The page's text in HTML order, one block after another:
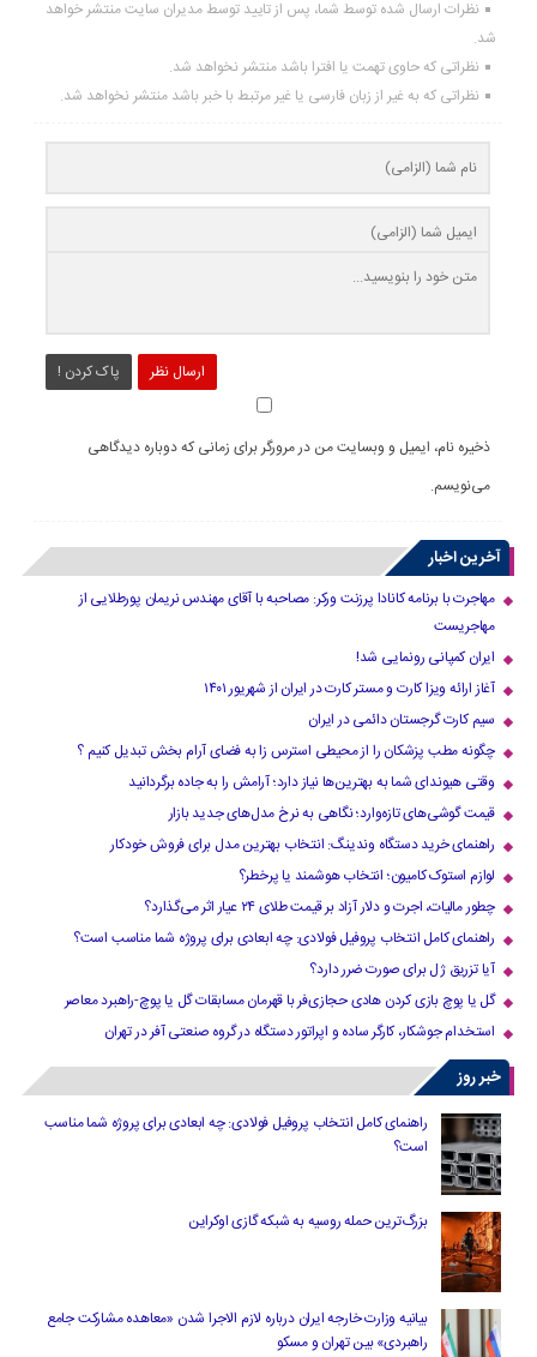
نظرات ارسال شده توسط شما، پس از تایید توسط مدیران سایت منتشر خواهد
شد.
نظراتی که حاوی تهمت یا افترا باشد منتشر نخواهد شد.
نظراتی که به غیر از زبان فارسی یا غیر مرتبط با خبر باشد منتشر نخواهد شد.
ارسال نظر پاک کردن !
ذخیره نام، ایمیل و وبسایت من در مرورگر برای زمانی که دوباره دیدگاهی
می‌نویسم.
آخرین اخبار
مهاجرت با برنامه کانادا پرزنت ورکر: مصاحبه با آقای مهندس نریمان پورطلایی از
مهاجریست
ایران کمپانی رونمایی شد!
آغاز ارائه ویزا کارت و مستر کارت در ایران از شهریور ۱۴۰۱
سیم کارت گرجستان دائمی در ایران
چگونه مطب پزشکان را از محیطی استرس زا به فضای آرام بخش تبدیل کنیم ؟
وقتی هیوندای شما به بهترین‌ها نیاز دارد؛ آرامش را به جاده برگردانید
قیمت گوشی‌های تازه‌وارد؛ نگاهی به نرخ مدل‌های جدید بازار
راهنمای خرید دستگاه وندینگ: انتخاب بهترین مدل برای فروش خودکار
لوازم استوک کامیون؛ انتخاب هوشمند یا پرخطر؟
چطور مالیات، اجرت و دلار آزاد بر قیمت طلای ۲۴ عیار اثر می‌گذارد؟
راهنمای کامل انتخاب پروفیل فولادی: چه ابعادی برای پروژه شما مناسب است؟
آیا تزریق ژل برای صورت ضرر دارد​؟
گل یا پوچ بازی کردن هادی حجازی‌فر با قهرمان مسابقات گل یا پوچ-راهبرد معاصر
استخدام جوشکار، کارگر ساده و اپراتور دستگاه در گروه صنعتی آفر در تهران
خبر روز
راهنمای کامل انتخاب پروفیل فولادی: چه ابعادی برای پروژه شما مناسب
است؟
بزرگ‌ترین حمله روسیه به شبکه گازی اوکراین
بیانیه وزارت خارجه ایران درباره لازم‌ الاجرا شدن «معاهده مشارکت جامع
راهبردی» بین تهران و مسکو